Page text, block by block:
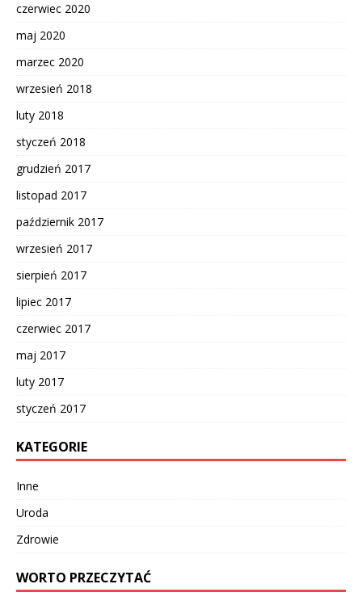
czerwiec 2020
maj 2020
marzec 2020
wrzesień 2018
luty 2018
styczeń 2018
grudzień 2017
listopad 2017
październik 2017
wrzesień 2017
sierpień 2017
lipiec 2017
czerwiec 2017
maj 2017
luty 2017
styczeń 2017
KATEGORIE
Inne
Uroda
Zdrowie
WORTO PRZECZYTAĆ